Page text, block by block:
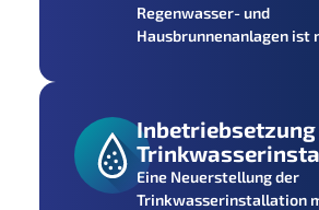
Regenwasser- und
Hausbrunnenanlagen ist
Inbetriebsetzung
Eine Neuerstellung der
Trinkwasserinstallation